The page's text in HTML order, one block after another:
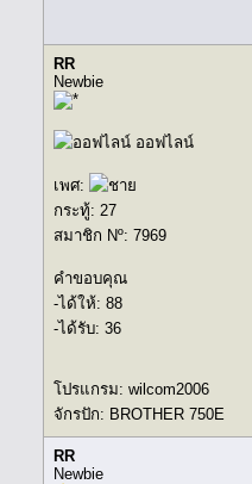
RR
Newbie
ออฟไลน์
เพศ:
กระทู้: 27
สมาชิก Nº: 7969
คำขอบคุณ
-ได้ให้: 88
-ได้รับ: 36
โปรแกรม: wilcom2006
จักรปัก: BROTHER 750E
RR
Newbie